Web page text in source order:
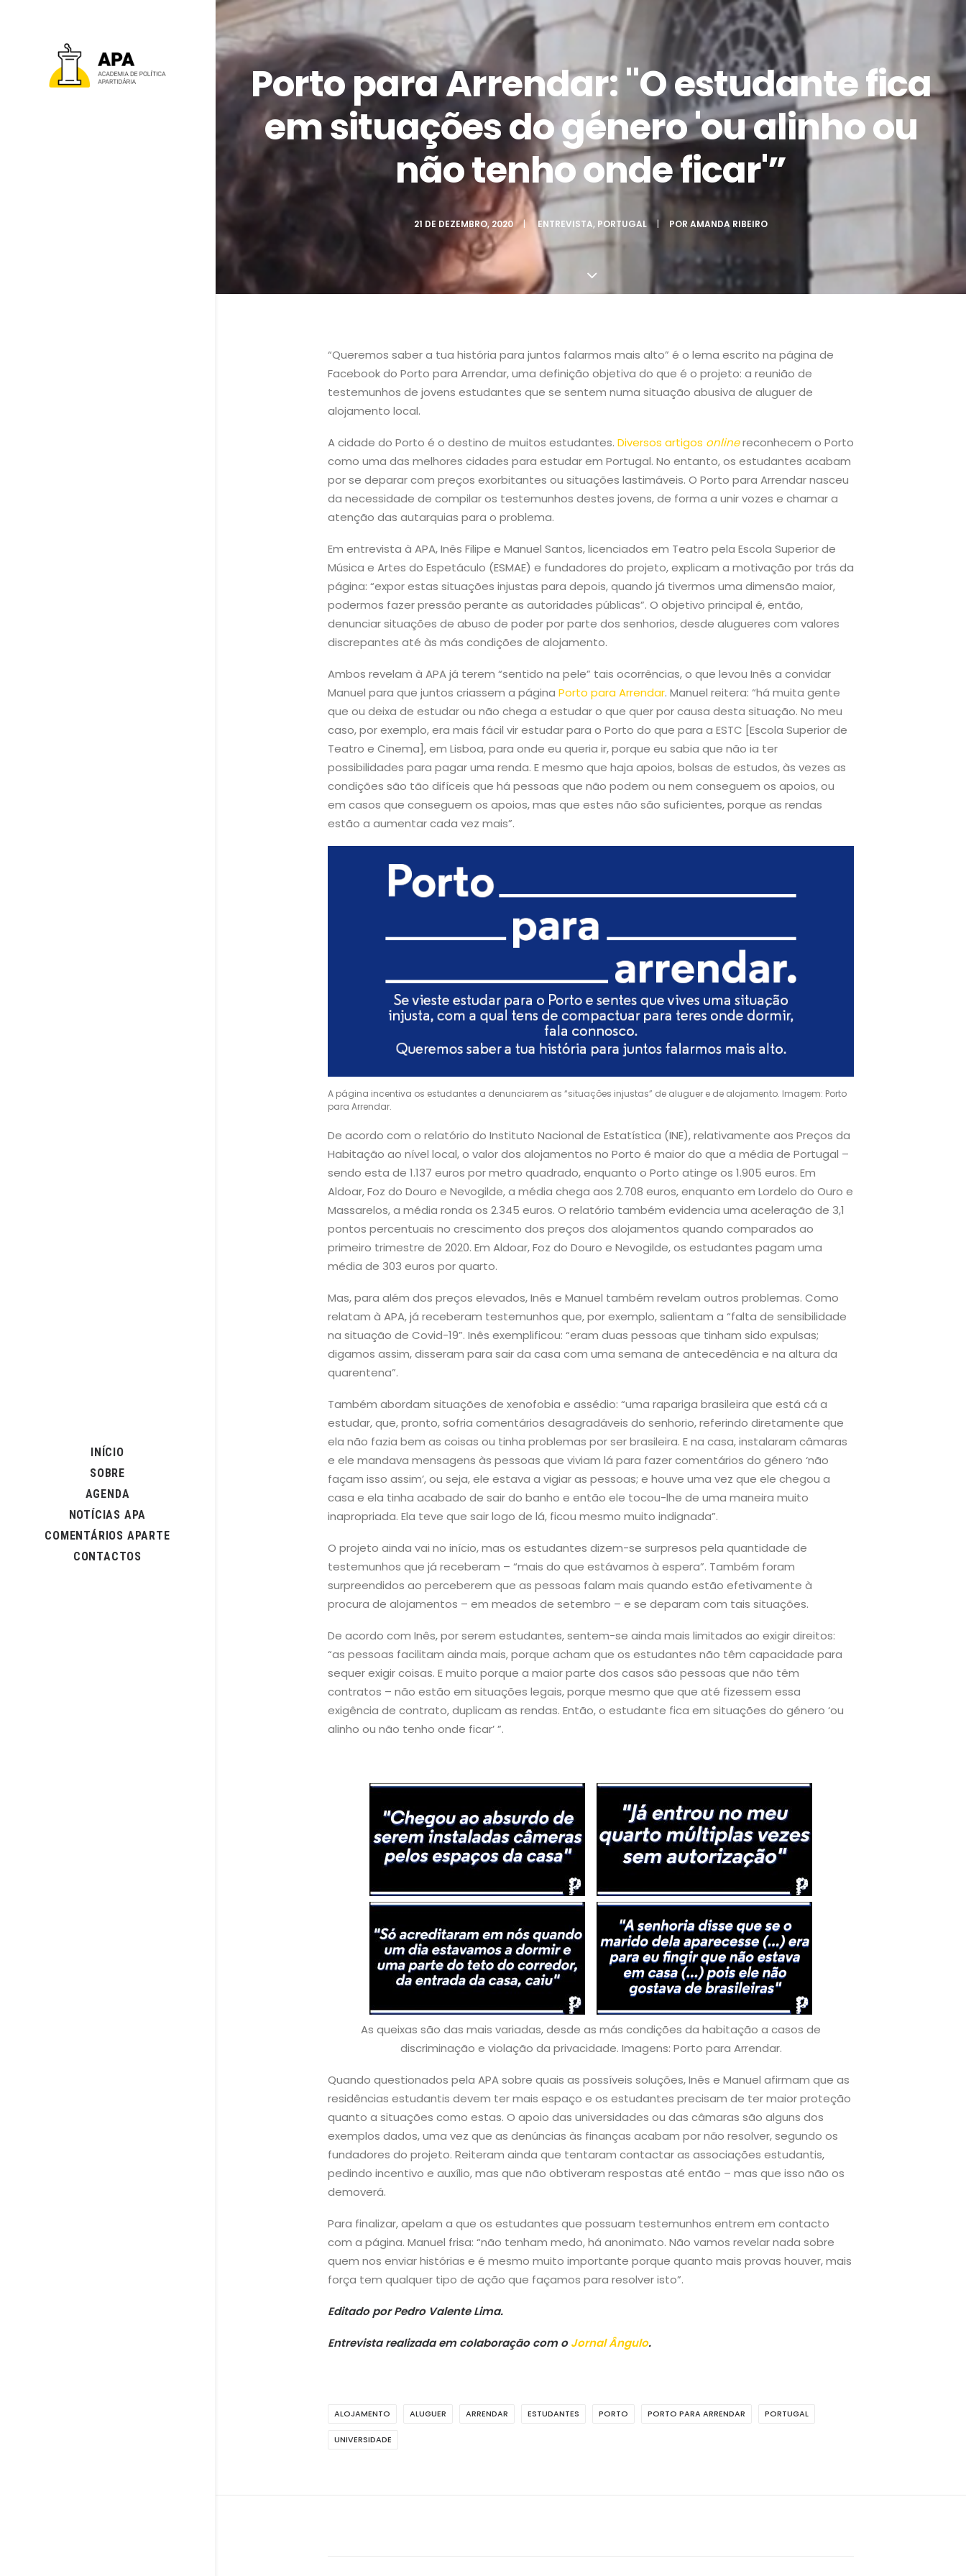
INÍCIO
SOBRE
AGENDA
NOTÍCIAS APA
COMENTÁRIOS APARTE
CONTACTOS
Porto para Arrendar: "O estudante fica
em situações do género 'ou alinho ou
não tenho onde ficar'”
21 DE DEZEMBRO, 2020 | ENTREVISTA, PORTUGAL | POR AMANDA RIBEIRO
“Queremos saber a tua história para juntos falarmos mais alto” é o lema escrito na página de
Facebook do Porto para Arrendar, uma definição objetiva do que é o projeto: a reunião de
testemunhos de jovens estudantes que se sentem numa situação abusiva de aluguer de
alojamento local.
A cidade do Porto é o destino de muitos estudantes. Diversos artigos onlinereconhecem o Porto
como uma das melhores cidades para estudar em Portugal. No entanto, os estudantes acabam
por se deparar com preços exorbitantes ou situações lastimáveis. O Porto para Arrendar nasceu
da necessidade de compilar os testemunhos destes jovens, de forma a unir vozes e chamar a
atenção das autarquias para o problema.
Em entrevista à APA, Inês Filipe e Manuel Santos, licenciados em Teatro pela Escola Superior de
Música e Artes do Espetáculo (ESMAE) e fundadores do projeto, explicam a motivação por trás da
página: “expor estas situações injustas para depois, quando já tivermos uma dimensão maior,
podermos fazer pressão perante as autoridades públicas”. O objetivo principal é, então,
denunciar situações de abuso de poder por parte dos senhorios, desde alugueres com valores
discrepantes até às más condições de alojamento.
Ambos revelam à APA já terem “sentido na pele” tais ocorrências, o que levou Inês a convidar
Manuel para que juntos criassem a página Porto para Arrendar. Manuel reitera: “há muita gente
que ou deixa de estudar ou não chega a estudar o que quer por causa desta situação. No meu
caso, por exemplo, era mais fácil vir estudar para o Porto do que para a ESTC [Escola Superior de
Teatro e Cinema], em Lisboa, para onde eu queria ir, porque eu sabia que não ia ter
possibilidades para pagar uma renda. E mesmo que haja apoios, bolsas de estudos, às vezes as
condições são tão difíceis que há pessoas que não podem ou nem conseguem os apoios, ou
em casos que conseguem os apoios, mas que estes não são suficientes, porque as rendas
estão a aumentar cada vez mais”.
A página incentiva os estudantes a denunciarem as “situações injustas” de aluguer e de alojamento. Imagem: Porto
para Arrendar.
De acordo com o relatório do Instituto Nacional de Estatística (INE), relativamente aos Preços da
Habitação ao nível local, o valor dos alojamentos no Porto é maior do que a média de Portugal –
sendo esta de 1.137 euros por metro quadrado, enquanto o Porto atinge os 1.905 euros. Em
Aldoar, Foz do Douro e Nevogilde, a média chega aos 2.708 euros, enquanto em Lordelo do Ouro e
Massarelos, a média ronda os 2.345 euros. O relatório também evidencia uma aceleração de 3,1
pontos percentuais no crescimento dos preços dos alojamentos quando comparados ao
primeiro trimestre de 2020. Em Aldoar, Foz do Douro e Nevogilde, os estudantes pagam uma
média de 303 euros por quarto.
Mas, para além dos preços elevados, Inês e Manuel também revelam outros problemas. Como
relatam à APA, já receberam testemunhos que, por exemplo, salientam a “falta de sensibilidade
na situação de Covid-19”. Inês exemplificou: “eram duas pessoas que tinham sido expulsas;
digamos assim, disseram para sair da casa com uma semana de antecedência e na altura da
quarentena”.
Também abordam situações de xenofobia e assédio: “uma rapariga brasileira que está cá a
estudar, que, pronto, sofria comentários desagradáveis do senhorio, referindo diretamente que
ela não fazia bem as coisas ou tinha problemas por ser brasileira. E na casa, instalaram câmaras
e ele mandava mensagens às pessoas que viviam lá para fazer comentários do género ‘não
façam isso assim’, ou seja, ele estava a vigiar as pessoas; e houve uma vez que ele chegou a
casa e ela tinha acabado de sair do banho e então ele tocou-lhe de uma maneira muito
inapropriada. Ela teve que sair logo de lá, ficou mesmo muito indignada”.
O projeto ainda vai no início, mas os estudantes dizem-se surpresos pela quantidade de
testemunhos que já receberam – “mais do que estávamos à espera”. Também foram
surpreendidos ao perceberem que as pessoas falam mais quando estão efetivamente à
procura de alojamentos – em meados de setembro – e se deparam com tais situações.
De acordo com Inês, por serem estudantes, sentem-se ainda mais limitados ao exigir direitos:
“as pessoas facilitam ainda mais, porque acham que os estudantes não têm capacidade para
sequer exigir coisas. E muito porque a maior parte dos casos são pessoas que não têm
contratos – não estão em situações legais, porque mesmo que que até fizessem essa
exigência de contrato, duplicam as rendas. Então, o estudante fica em situações do género ‘ou
alinho ou não tenho onde ficar’ ”.
As queixas são das mais variadas, desde as más condições da habitação a casos de
discriminação e violação da privacidade. Imagens: Porto para Arrendar.
Quando questionados pela APA sobre quais as possíveis soluções, Inês e Manuel afirmam que as
residências estudantis devem ter mais espaço e os estudantes precisam de ter maior proteção
quanto a situações como estas. O apoio das universidades ou das câmaras são alguns dos
exemplos dados, uma vez que as denúncias às finanças acabam por não resolver, segundo os
fundadores do projeto. Reiteram ainda que tentaram contactar as associações estudantis,
pedindo incentivo e auxílio, mas que não obtiveram respostas até então – mas que isso não os
demoverá.
Para finalizar, apelam a que os estudantes que possuam testemunhos entrem em contacto
com a página. Manuel frisa: “não tenham medo, há anonimato. Não vamos revelar nada sobre
quem nos enviar histórias e é mesmo muito importante porque quanto mais provas houver, mais
força tem qualquer tipo de ação que façamos para resolver isto”.
Editado por Pedro Valente Lima.
Entrevista realizada em colaboração com oJornal Ângulo.
ALOJAMENTO ALUGUER ARRENDAR ESTUDANTES PORTO PORTO PARA ARRENDAR PORTUGAL
UNIVERSIDADE